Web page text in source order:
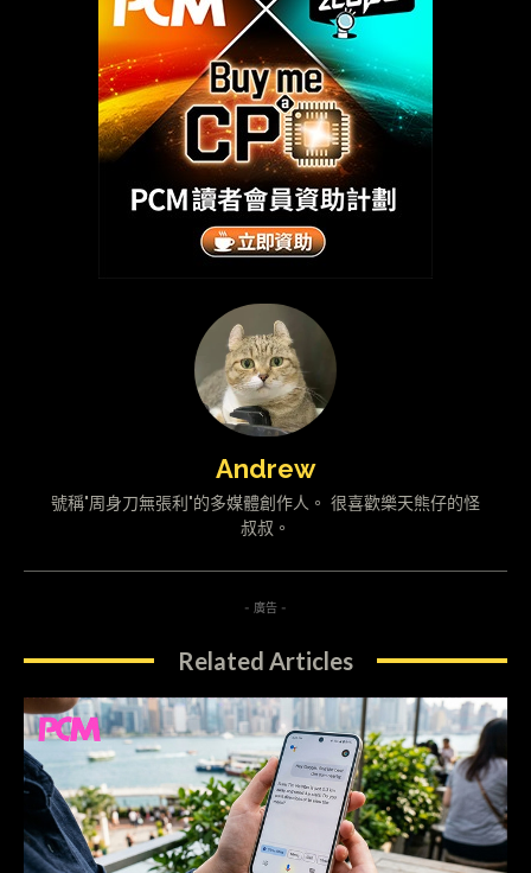
Andrew
號稱"周身刀無張利"的多媒體創作人。 很喜歡樂天熊仔的怪
叔叔。
- 廣告 -
Related Articles